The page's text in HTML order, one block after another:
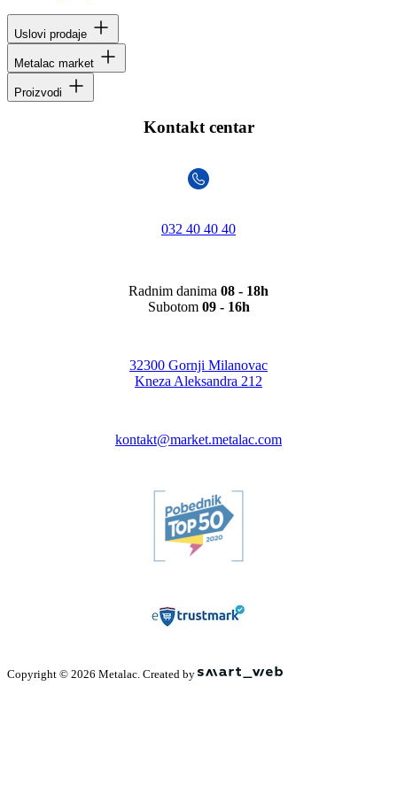
Uslovi prodaje
Metalac market
Proizvodi
Kontakt centar
032 40 40 40
Radnim danima 08 - 18h
Subotom 09 - 16h
32300 Gornji Milanovac
Kneza Aleksandra 212
kontakt@market.metalac.com
Copyright © 2026 Metalac. Created by